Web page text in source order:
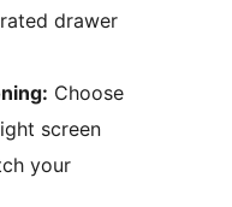
drawer
Choose
screen
your